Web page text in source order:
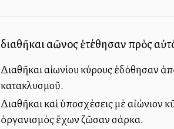
διαθῆκαι αἰῶνος ἐτέθησαν πρὸς
Διαθῆκαι αἰωνίου κύρους ἐδόθησαν
κατακλυσμοῦ.
Διαθῆκαι καὶ ὑποσχέσεις μὲ αἰώνιον
ὀργανισμὸς ἔχων ζῶσαν σάρκα.